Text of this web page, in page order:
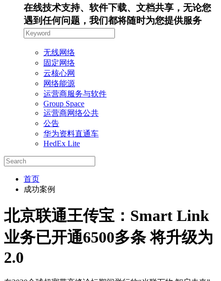
在线技术支持、软件下载、文档共享，无论您
遇到任何问题，我们都将随时为您提供服务
无线网络
固定网络
云核心网
网络能源
运营商服务与软件
Group Space
运营商网络公共
公告
华为资料直通车
HedEx Lite
首页
成功案例
北京联通王传宝：Smart Link
业务已开通6500多条 将升级为
2.0